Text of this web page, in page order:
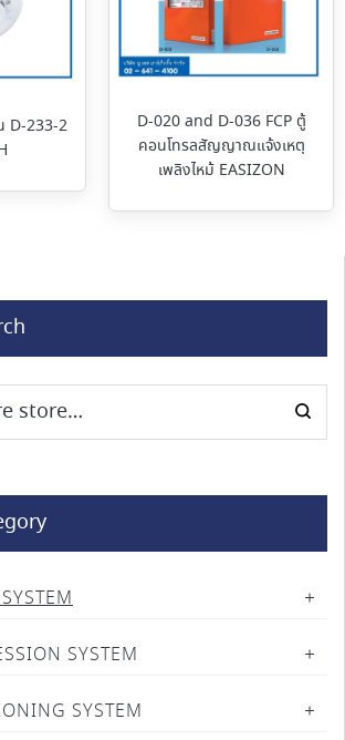
D-233-2
D-020 and D-036 FCP ตู้
คอนโทรลสัญญาณแจ้งเหตุ
เพลิงไหม้ EASIZON
SYSTEM
SYSTEM